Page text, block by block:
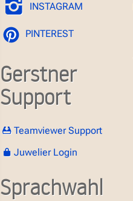
INSTAGRAM
PINTEREST
Gerstner
Support
Teamviewer Support
Juwelier Login
Sprachwahl